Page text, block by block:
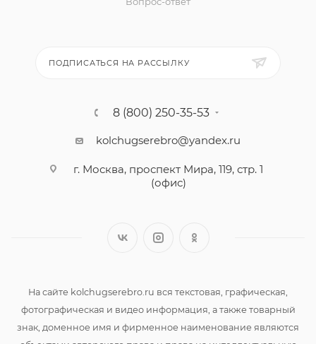
ПОДПИСАТЬСЯ НА РАССЫЛКУ
8 (800) 250-35-53
kolchugserebro@yandex.ru
г. Москва, проспект Мира, 119, стр. 1
(офис)
На сайте kolchugserebro.ru вся текстовая, графическая,
фотографическая и видео информация, а также товарный
знак, доменное имя и фирменное наименование являются